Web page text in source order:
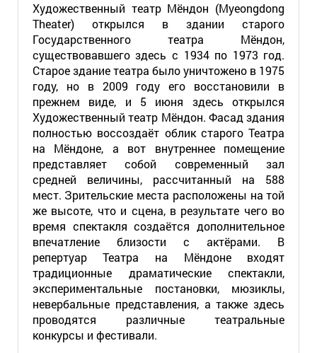
Художественный театр Мёндон (Myeongdong
Theater) открылся в здании старого
Государственного театра Мёндон,
существовавшего здесь с 1934 по 1973 год.
Старое здание театра было уничтожено в 1975
году, но в 2009 году его восстановили в
прежнем виде, и 5 июня здесь открылся
Художественный театр Мёндон. Фасад здания
полностью воссоздаёт облик старого Театра
на Мёндоне, а вот внутреннее помещение
представляет собой современный зал
средней величины, рассчитанный на 588
мест. Зрительские места расположены на той
же высоте, что и сцена, в результате чего во
время спектакля создаётся дополнительное
впечатление близости с актёрами. В
репертуар Театра на Мёндоне входят
традиционные драматические спектакли,
экспериментальные постановки, мюзиклы,
невербальные представления, а также здесь
проводятся различные театральные
конкурсы и фестивали.